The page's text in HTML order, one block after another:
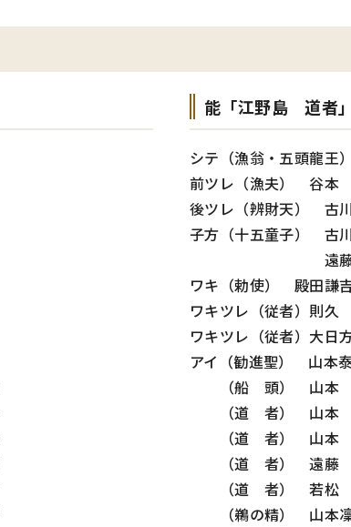
能「江野島 道者
シテ（漁翁・五頭龍
前ツレ（漁夫） 谷本
後ツレ（辨財天）
子方（十五童子） 古
遠藤
ワキ（勅使） 殿田謙
ワキツレ（従者）則
ワキツレ（従者）大
アイ（勧進聖） 山本
（船 頭） 山本
（道 者） 山本
（道 者） 山本
（道 者） 遠藤
（道 者） 若
（鵜の精） 山本